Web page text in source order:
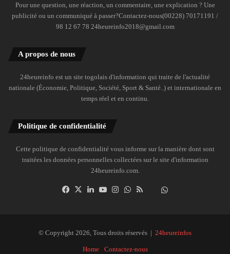
Pour une question, une réaction, un commentaire, une explication ? Une
publicité ou un communiqué à passer?Contactez-nous(00228) 70171191 /
98 12 67 78 24heureinfo2018@gmail.com
A propos de nous
24heureinfo est un site togolais d'information qui traite de l'actualité
nationale (Économie, Politique, Société, Sport & Santé..) et internationale en
temps réel et en continu.
Politique de confidentialité
Cette politique de confidentialité vous informe sur la manière dont sont
traitées les données personnelles collectées sur le site d'information
24heureinfo.com.
Facebook
X LinkedinYouTubeInstagramWhatsAppDailymotion
© Copyright 2026, Tous droits réservés | 24heureinfos
Home Contactez-nous